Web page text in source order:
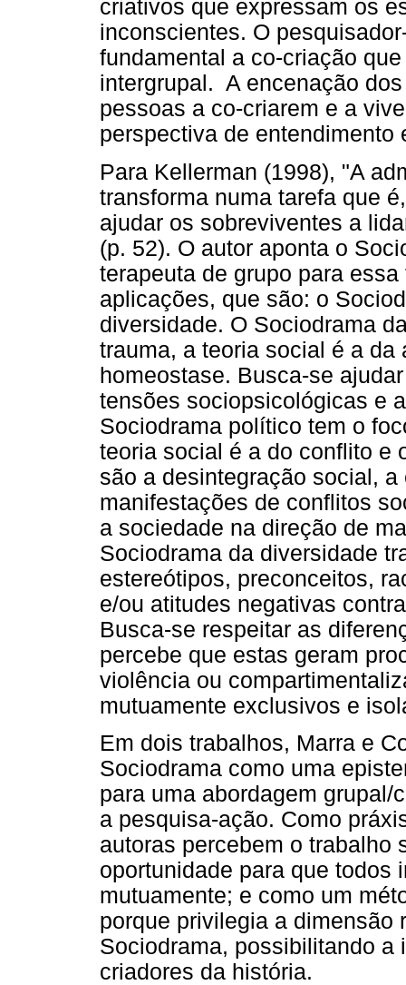
criativos que expressam os
inconscientes. O
fundamental a co-criação
intergrupal. A encenação
pessoas a co-criarem e a
perspectiva de
Para Kellerman (1998), "A
transforma numa tarefa que
ajudar os sobreviventes a
(p. 52). O autor aponta o
terapeuta de grupo para
aplicações, que são: o
diversidade. O Sociodrama
trauma, a teoria social é a
homeostase. Busca-se
tensões sociopsicológicas e
Sociodrama político tem o
teoria social é a do conflito e
são a desintegração social,
manifestações de conflitos
a sociedade na direção de
Sociodrama da diversidade
estereótipos, preconceitos,
e/ou atitudes negativas
Busca-se respeitar as
percebe que estas geram
violência ou
mutuamente exclusivos e
Em dois trabalhos, Marra e
Sociodrama como uma
para uma abordagem grupal/
a pesquisa-ação. Como
autoras percebem o trabalho
oportunidade para que todos
mutuamente; e como um
porque privilegia a dimensão
Sociodrama, possibilitando
criadores da história.